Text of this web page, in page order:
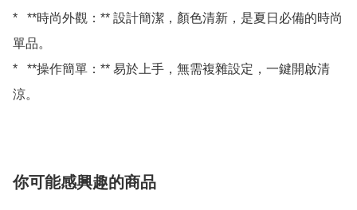
*   **時尚外觀：** 設計簡潔，顏色清新，是夏日必備的時尚
單品。
*   **操作簡單：** 易於上手，無需複雜設定，一鍵開啟清
你可能感興趣的商品